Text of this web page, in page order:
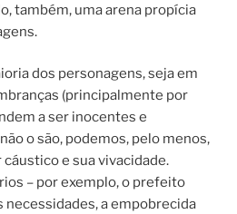
também, uma arena propícia
dos personagens, seja em
(principalmente por
a ser inocentes e
o são, podemos, pelo menos,
e sua vivacidade.
– por exemplo, o prefeito
necessidades, a empobrecida